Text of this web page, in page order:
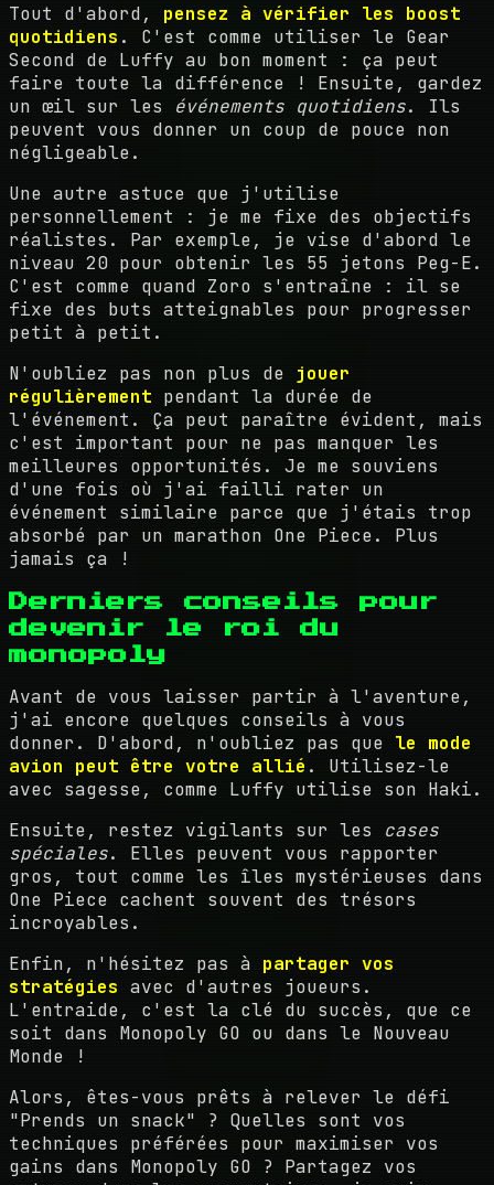
Tout d'abord, pensez à vérifier les boost
quotidiens . C'est comme utiliser le Gear
Second de Luffy au bon moment : ça peut
faire toute la différence ! Ensuite, gardez
un œil sur les événements quotidiens. Ils
peuvent vous donner un coup de pouce non
négligeable.
Une autre astuce que j'utilise
personnellement : je me fixe des objectifs
réalistes. Par exemple, je vise d'abord le
niveau 20 pour obtenir les 55 jetons Peg-E.
C'est comme quand Zoro s'entraîne : il se
fixe des buts atteignables pour progresser
petit à petit.
N'oubliez pas non plus de jouer
régulièrement pendant la durée de
l'événement. Ça peut paraître évident, mais
c'est important pour ne pas manquer les
meilleures opportunités. Je me souviens
d'une fois où j'ai failli rater un
événement similaire parce que j'étais trop
absorbé par un marathon One Piece. Plus
jamais ça !
Derniers conseils pour
devenir le roi du
monopoly
Avant de vous laisser partir à l'aventure,
j'ai encore quelques conseils à vous
donner. D'abord, n'oubliez pas que le mode
avion peut être votre allié . Utilisez-le
avec sagesse, comme Luffy utilise son Haki.
Ensuite, restez vigilants sur les cases
spéciales. Elles peuvent vous rapporter
gros, tout comme les îles mystérieuses dans
One Piece cachent souvent des trésors
incroyables.
Enfin, n'hésitez pas à partager vos
stratégies avec d'autres joueurs.
L'entraide, c'est la clé du succès, que ce
soit dans Monopoly GO ou dans le Nouveau
Monde !
Alors, êtes-vous prêts à relever le défi
"Prends un snack" ? Quelles sont vos
techniques préférées pour maximiser vos
gains dans Monopoly GO ? Partagez vos